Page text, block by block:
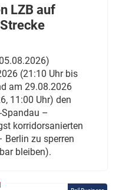
LZB auf
(21:10 Uhr bis
am 29.08.2026
11:00 Uhr) den
–
korridorsanierten
Berlin zu sperren
bleiben).